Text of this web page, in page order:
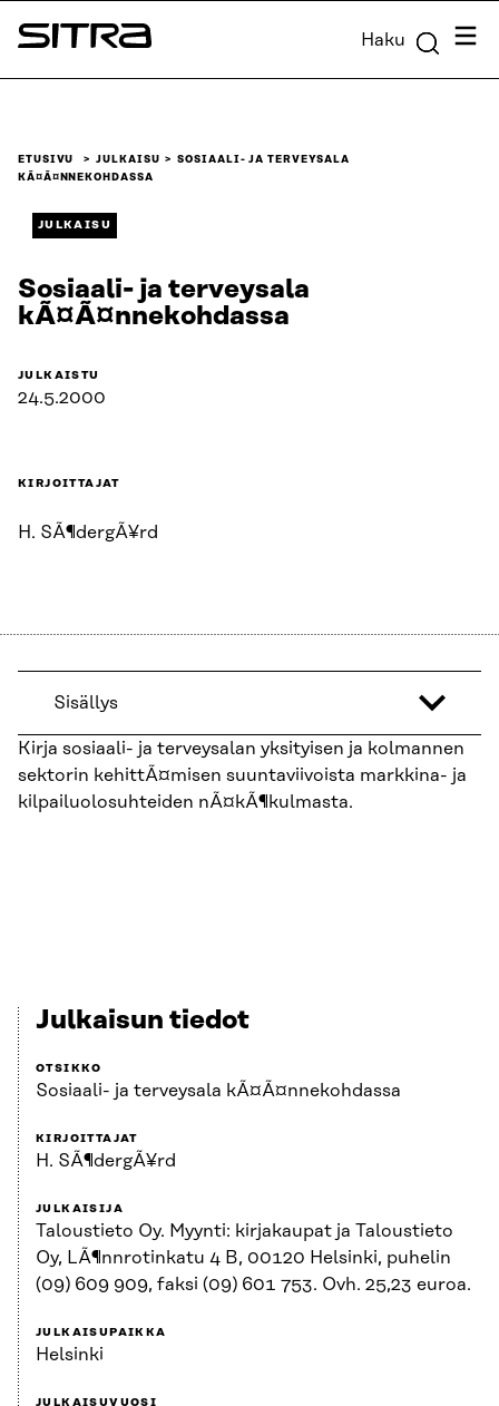
Siirry
suoraan
Sitra Haku
ETUSIVU JULKAISU
SOSIAALI- JA TERVEYSALA
KÃ¤Ã¤NNEKOHDASSA
JULKAISU
Sosiaali- ja terveysala
kÃ¤Ã¤nnekohdassa
JULKAISTU
24.5.2000
KIRJOITTAJAT
H. SÃ¶dergÃ¥rd
Sisällys
Kirja sosiaali- ja terveysalan yksityisen ja kolmannen
sektorin kehittÃ¤misen suuntaviivoista markkina- ja
kilpailuolosuhteiden nÃ¤kÃ¶kulmasta.
Julkaisun tiedot
OTSIKKO
Sosiaali- ja terveysala kÃ¤Ã¤nnekohdassa
KIRJOITTAJAT
H. SÃ¶dergÃ¥rd
JULKAISIJA
Taloustieto Oy. Myynti: kirjakaupat ja Taloustieto
Oy, LÃ¶nnrotinkatu 4 B, 00120 Helsinki, puhelin
(09) 609 909, faksi (09) 601 753. Ovh. 25,23 euroa.
JULKAISUPAIKKA
Helsinki
JULKAISUVUOSI